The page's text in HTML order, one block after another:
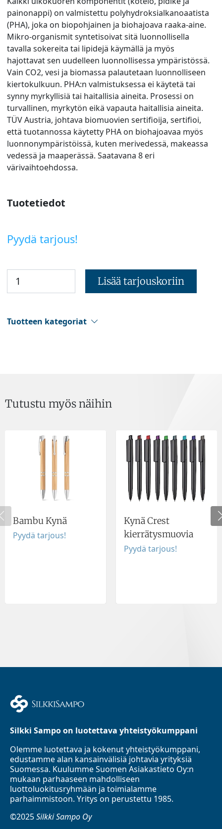
painonappi) on valmistettu polyhydroksialkanoaatista
(PHA), joka on biopohjainen ja biohajoava raaka-aine.
Mikro-organismit syntetisoivat sitä luonnollisella
tavalla sokereita tai lipidejä käymällä ja myös
hajottavat sen uudelleen luonnollisessa ympäristössä.
Vain CO2, vesi ja biomassa palautetaan luonnolliseen
kiertokulkuun. PHA:n valmistuksessa ei käytetä tai
synny myrkyllisiä tai haitallisia aineita. Prosessi on
turvallinen, myrkytön eikä vapauta haitallisia aineita.
TÜV Austria, johtava biomuovien sertifioija, sertifioi,
että tuotannossa käytetty PHA on biohajoavaa myös
luonnonympäristöissä, kuten merivedessä, makeassa
vedessä ja maaperässä. Saatavana 8 eri
värivaihtoehdossa.
Tuotetiedot
Pyydä tarjous!
Lisää tarjouskoriin
Tuotteen kategoriat
Tutustu myös näihin
Bambu Kynä
Pyydä tarjous!
Kynä Crest
kierrätysmuovia
Pyydä tarjous!
Silkki Sampo on luotettava yhteistyökumppani
Olemme luotettava ja kokenut yhteistyökumppani,
edustamme alan kansainvälisiä johtavia yrityksiä
Suomessa. Kuulumme Suomen Asiakastieto Oy:n
mukaan parhaaseen mahdolliseen
luottoluokitusryhmään ja toimialamme
parhaimmistoon. Yritys on perustettu 1985.
©2025Silkki Sampo Oy